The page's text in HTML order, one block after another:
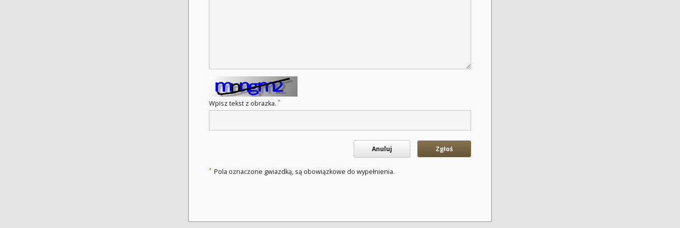
Wpisz tekst z obrazka. *
Anuluj Zgłoś
* Pola oznaczone gwiazdką, są obowiązkowe do wypełnienia.